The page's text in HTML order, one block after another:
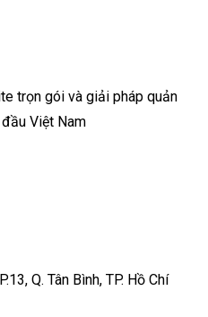
trọn gói và giải pháp quản
Việt Nam
Q. Tân Bình, TP. Hồ Chí